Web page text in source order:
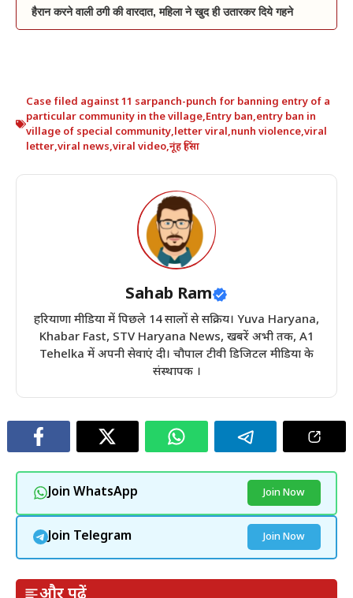
हैरान करने वाली ठगी की वारदात, महिला ने खुद ही उतारकर दिये गहने
Case filed against 11 sarpanch-punch for banning entry of a
particular community in the village,Entry ban,entry ban in
village of special community,letter viral,nunh violence,viral
letter,viral news,viral video,नूंह हिंसा
Sahab Ram
हरियाणा मीडिया में पिछले 14 सालों से सक्रिय। Yuva Haryana,
Khabar Fast, STV Haryana News, खबरें अभी तक, A1
Tehelka में अपनी सेवाएं दी। चौपाल टीवी डिजिटल मीडिया के
संस्थापक ।
Join WhatsApp Join Now
Join Telegram Join Now